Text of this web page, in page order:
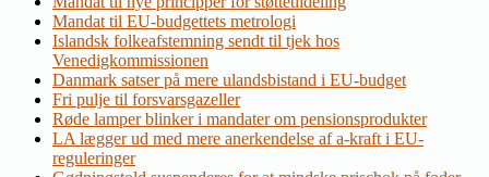
Mandat til EU-budgettets metrologi
Islandsk folkeafstemning sendt til tjek hos
Venedigkommissionen
Danmark satser på mere ulandsbistand i EU-budget
Fri pulje til forsvarsgazeller
Røde lamper blinker i mandater om pensionsprodukter
LA lægger ud med mere anerkendelse af a-kraft i EU-
reguleringer